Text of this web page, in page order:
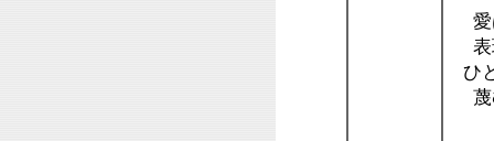
愛
表
ひ
蔑